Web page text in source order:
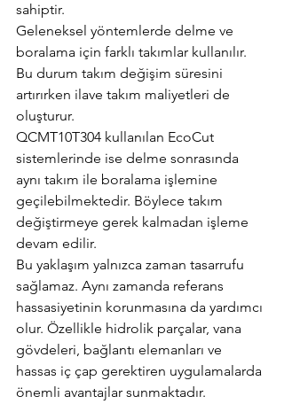
sahiptir.
Geleneksel yöntemlerde delme ve
boralama için farklı takımlar kullanılır.
Bu durum takım değişim süresini
artırırken ilave takım maliyetleri de
oluşturur.
QCMT10T304 kullanılan EcoCut
sistemlerinde ise delme sonrasında
aynı takım ile boralama işlemine
geçilebilmektedir. Böylece takım
değiştirmeye gerek kalmadan işleme
devam edilir.
Bu yaklaşım yalnızca zaman tasarrufu
sağlamaz. Aynı zamanda referans
hassasiyetinin korunmasına da yardımcı
olur. Özellikle hidrolik parçalar, vana
gövdeleri, bağlantı elemanları ve
hassas iç çap gerektiren uygulamalarda
önemli avantajlar sunmaktadır.